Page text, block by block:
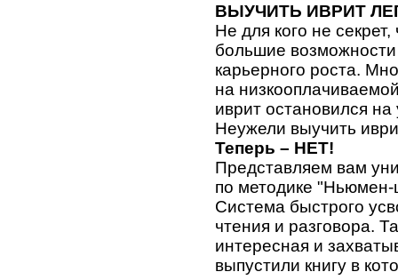
ВЫУЧИТЬ ИВРИТ
Не для кого не
большие
карьерного роста.
на
иврит остановился
Неужели выучить
Теперь – НЕТ!
Представляем вам
по методике "Ньюмен-
Система быстрого
чтения и разговора.
интересная и
выпустили книгу в